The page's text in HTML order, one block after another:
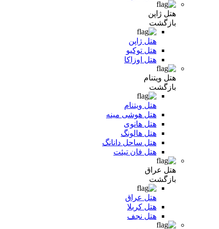
هتل ژاپن
بازگشت
هتل ژاپن
هتل توکیو
هتل اوزاکا
هتل ویتنام
بازگشت
هتل ویتنام
هتل هوشی مینه
هتل هانوی
هتل هالونگ
هتل ساحل دانانگ
هتل فان تیئت
هتل عراق
بازگشت
هتل عراق
هتل کربلا
هتل نجف